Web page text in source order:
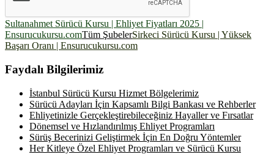
Sultanahmet Sürücü Kursu | Ehliyet Fiyatları 2025 |
Ensurucukursu.comTüm ŞubelerSirkeci Sürücü Kursu | Yüksek
Başarı Oranı | Ensurucukursu.com
Faydalı Bilgilerimiz
İstanbul Sürücü Kursu Hizmet Bölgelerimiz
Sürücü Adayları İçin Kapsamlı Bilgi Bankası ve Rehberler
Ehliyetinizle Gerçekleştirebileceğiniz Hayaller ve Fırsatlar
Dönemsel ve Hızlandırılmış Ehliyet Programları
Sürüş Becerinizi Geliştirmek İçin En Doğru Yöntemler
Her Kitleye Özel Ehliyet Programları ve Sürücü Kursu